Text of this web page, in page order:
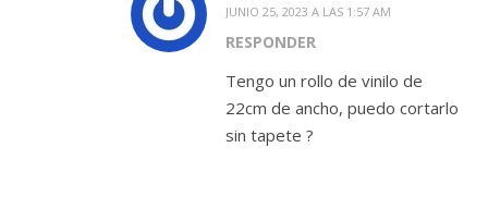
JUNIO 25, 2023 A LAS 1:57 AM
RESPONDER
Tengo un rollo de vinilo de
22cm de ancho, puedo cortarlo
sin tapete ?